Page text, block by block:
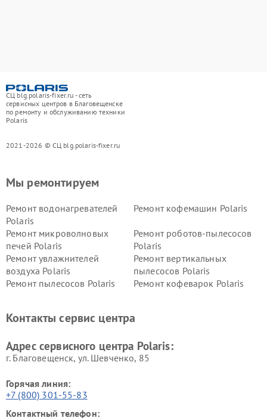
СЦ blg.polaris-fixer.ru - сеть
сервисных центров в Благовещенске
по ремонту и обслуживанию техники
Polaris
2021-2026 © СЦ blg.polaris-fixer.ru
Мы ремонтируем
Ремонт водонагревателей
Polaris
Ремонт кофемашин Polaris
Ремонт микроволновых
печей Polaris
Ремонт роботов-пылесосов
Polaris
Ремонт увлажнителей
воздуха Polaris
Ремонт вертикальных
пылесосов Polaris
Ремонт пылесосов Polaris
Ремонт кофеварок Polaris
Контакты сервис центра
Адрес сервисного центра Polaris:
г. Благовещенск, ул. Шевченко, 85
Горячая линия:
+7 (800) 301-55-83
Контактный телефон: